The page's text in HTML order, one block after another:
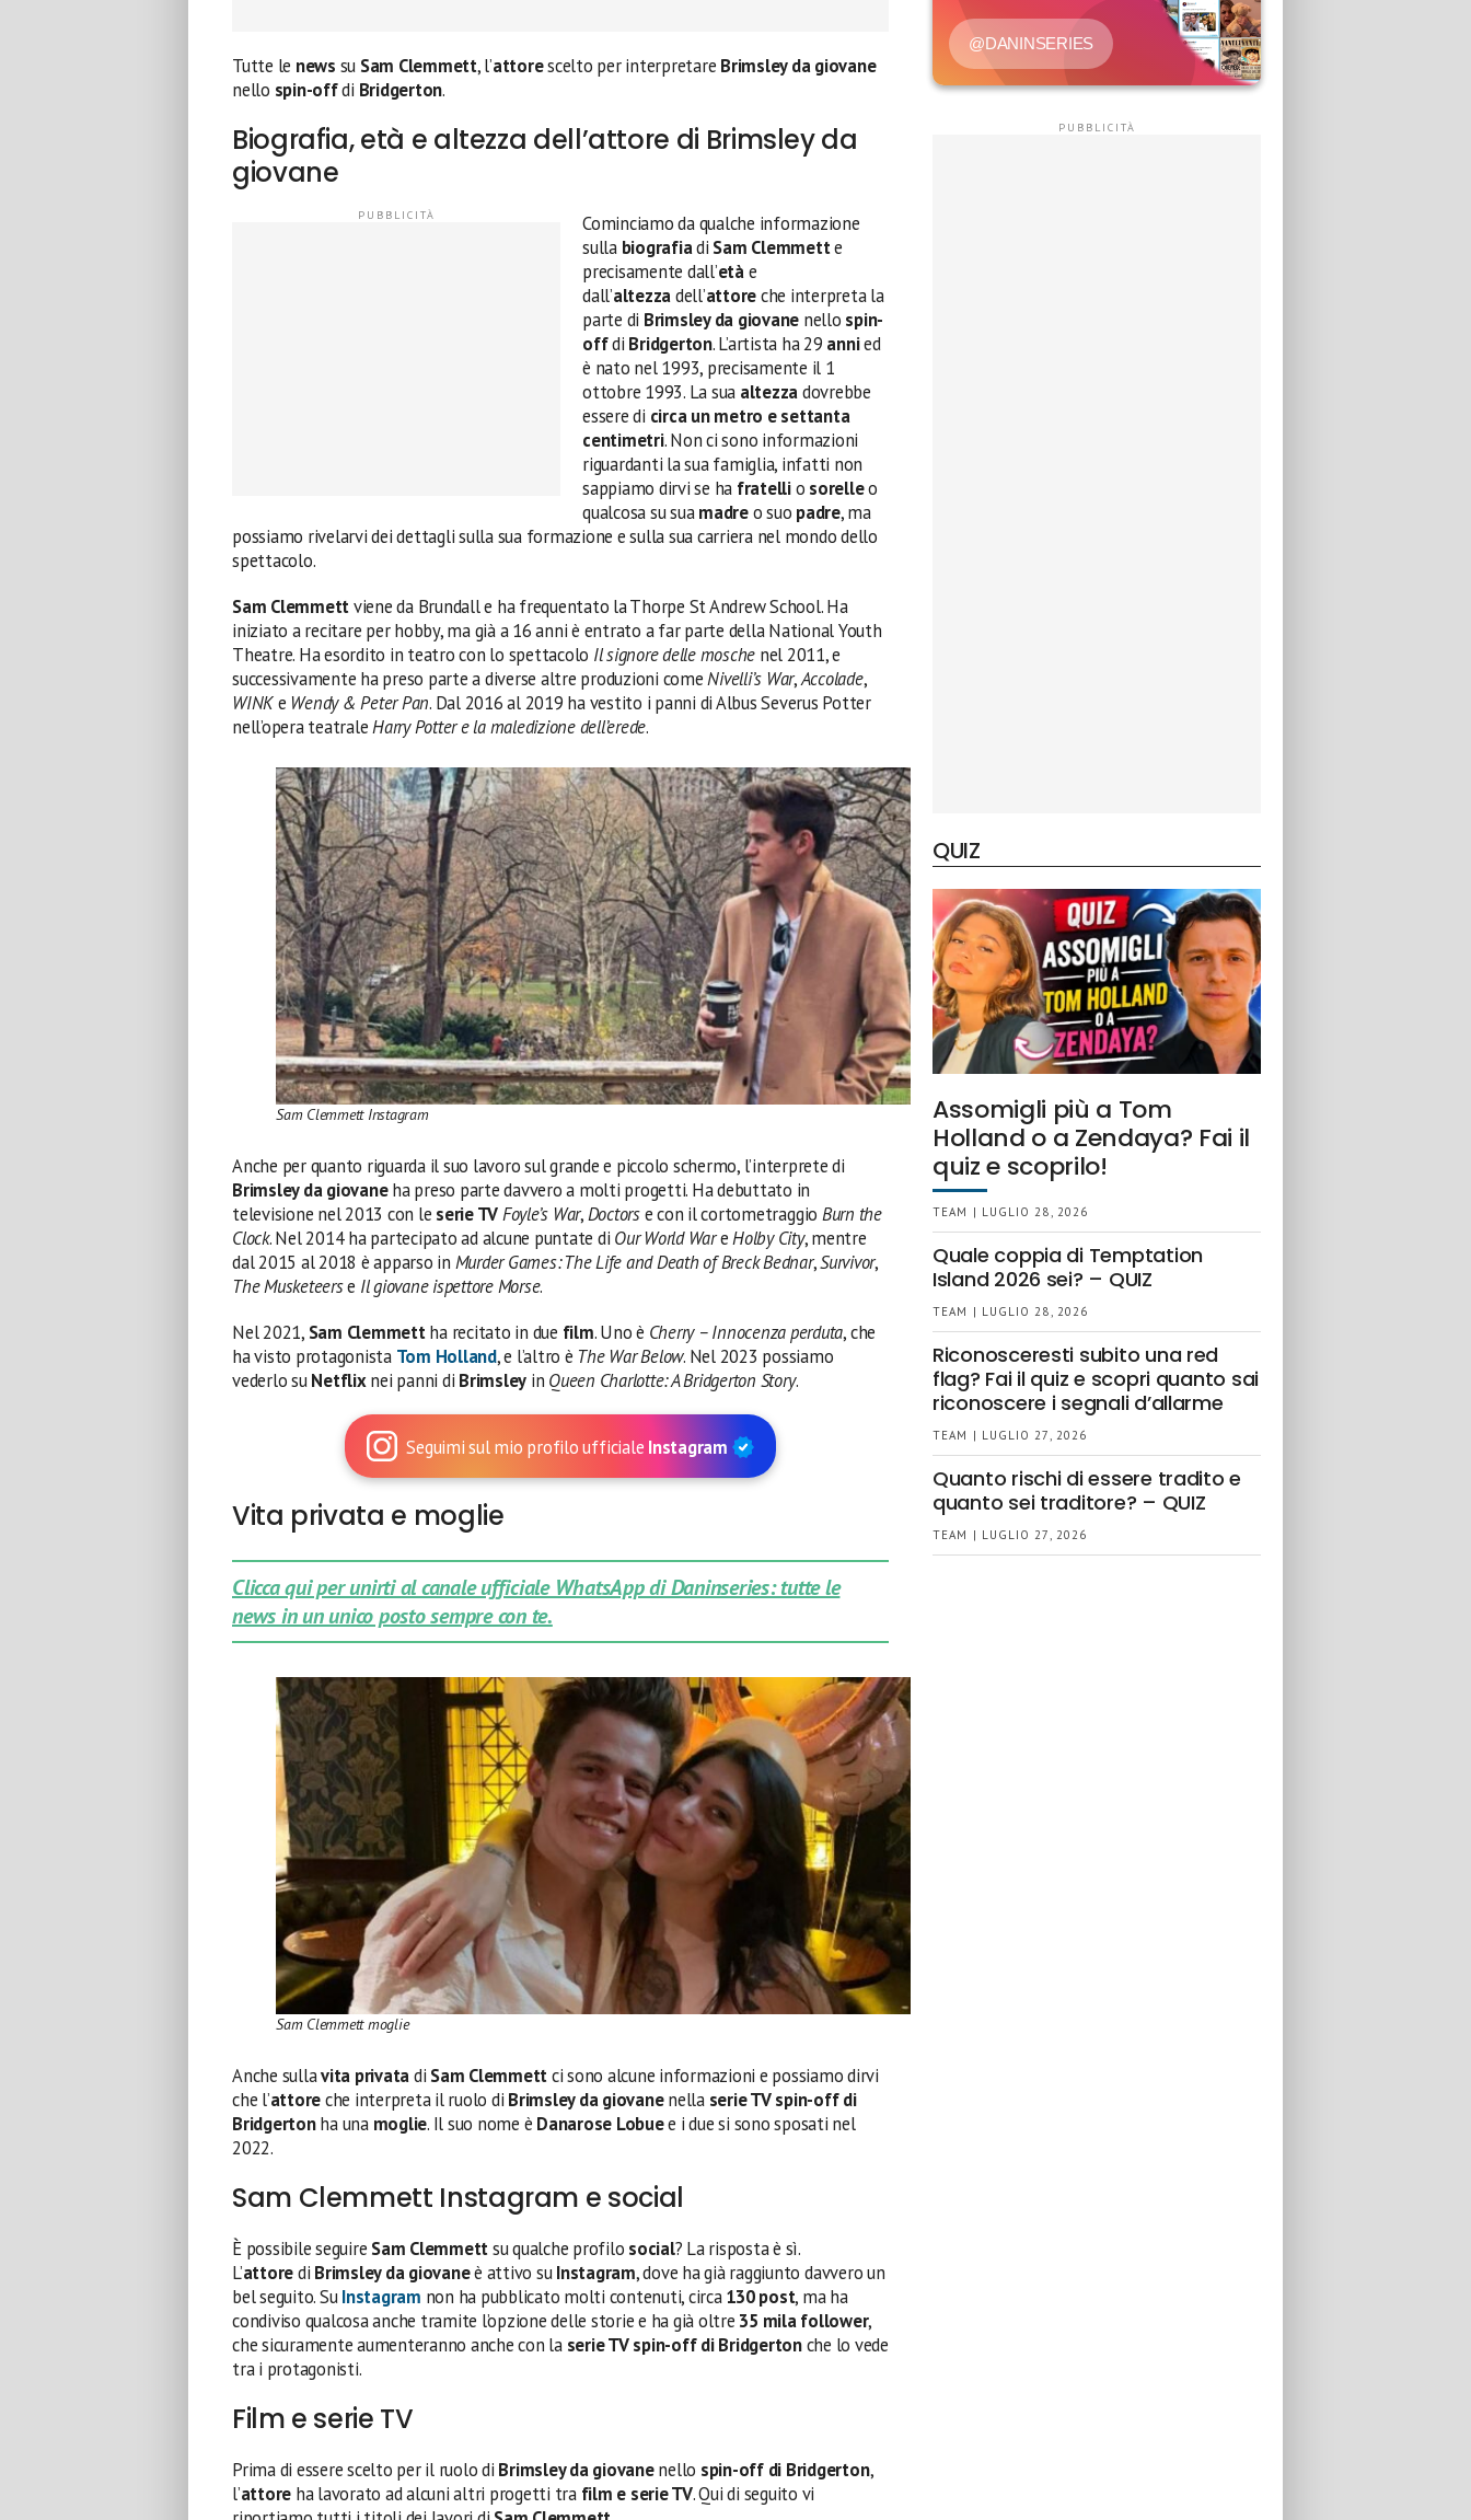
Tutte le news su Sam Clemmett, l’attorescelto per interpretare Brimsley da giovane
nello spin-offdi Bridgerton.
Biografia, età e altezza dell’attore di Brimsley da
giovane
Cominciamo da qualche informazione
sullabiografiadi Sam Clemmette
precisamente dall’etàe
dall’altezzadell’attoreche interpreta la
parte di Brimsley da giovane nello spin-
offdi Bridgerton. L’artista ha 29 annied
è nato nel 1993, precisamente il 1
ottobre 1993. La sua altezzadovrebbe
essere di circa un metro e settanta
centimetri. Non ci sono informazioni
riguardanti la sua famiglia, infatti non
sappiamo dirvi se ha fratellio sorelleo
qualcosa su suamadreo suo padre, ma
possiamo rivelarvi dei dettagli sulla sua formazione e sulla sua carriera nel mondo dello
spettacolo.
Sam Clemmettviene da Brundall e ha frequentato la Thorpe St Andrew School. Ha
iniziato a recitare per hobby, ma già a 16 anni è entrato a far parte della National Youth
Theatre. Ha esordito in teatro con lo spettacolo Il signore delle mosche nel 2011, e
successivamente ha preso parte a diverse altre produzioni comeNivelli’s War,Accolade,
WINKe Wendy & Peter Pan. Dal 2016 al 2019 ha vestito i panni di Albus Severus Potter
nell’opera teatraleHarry Potter e la maledizione dell’erede.
Sam Clemmett Instagram
Anche per quanto riguarda il suo lavoro sul grande e piccolo schermo, l’interprete di
Brimsley da giovaneha preso parte davvero a molti progetti. Ha debuttato in
televisione nel 2013 con le serie TVFoyle’s War,Doctorse con il cortometraggio Burn the
Clock. Nel 2014 ha partecipato ad alcune puntate di Our World WareHolby City, mentre
dal 2015 al 2018 è apparso in Murder Games: The Life and Death of Breck Bednar,Survivor,
The Musketeerse Il giovane ispettore Morse.
Nel 2021, Sam Clemmettha recitato in due film. Uno è Cherry – Innocenza perduta, che
ha visto protagonista Tom Holland, e l’altro è The War Below. Nel 2023 possiamo
vederlo suNetflixnei panni di Brimsley in Queen Charlotte: A Bridgerton Story.
Seguimi sul mio profilo ufficiale Instagram
Vita privata e moglie
Clicca qui per unirti al canale ufficiale WhatsApp di Daninseries: tutte le
news in un unico posto sempre con te.
Sam Clemmett moglie
Anche sullavita privatadi Sam Clemmettci sono alcune informazioni e possiamo dirvi
che l’attoreche interpreta il ruolo di Brimsley da giovanenella serie TV spin-off di
Bridgertonha una moglie. Il suo nome è Danarose Lobuee i due si sono sposati nel
2022.
Sam Clemmett Instagram e social
È possibile seguire Sam Clemmettsu qualche profilo social? La risposta è sì.
L’attoredi Brimsley da giovaneè attivo suInstagram, dove ha già raggiunto davvero un
bel seguito. SuInstagram non ha pubblicato molti contenuti, circa130 post, ma ha
condiviso qualcosa anche tramite l’opzione delle storie e ha già oltre 35 mila follower,
che sicuramente aumenteranno anche con la serie TV spin-off di Bridgertonche lo vede
tra i protagonisti.
Film e serie TV
Prima di essere scelto per il ruolo di Brimsley da giovanenello spin-off di Bridgerton,
l’attore ha lavorato ad alcuni altri progetti tra film e serie TV. Qui di seguito vi
@DANINSERIES
QUIZ
Assomigli più a Tom
Holland o a Zendaya? Fai il
quiz e scoprilo!
TEAM | LUGLIO 28, 2026
Quale coppia di Temptation
Island 2026 sei? – QUIZ
TEAM | LUGLIO 28, 2026
Riconosceresti subito una red
flag? Fai il quiz e scopri quanto sai
riconoscere i segnali d’allarme
TEAM | LUGLIO 27, 2026
Quanto rischi di essere tradito e
quanto sei traditore? – QUIZ
TEAM | LUGLIO 27, 2026